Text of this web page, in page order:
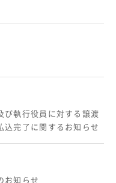
び執行役員に対する譲渡
完了に関するお知らせ
お知らせ